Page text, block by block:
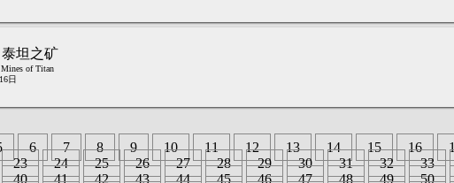
坦之矿
of Titan
日
6 7 8 9 10 11 12 13 14 15 16
23 24 25 26 27 28 29 30 31 32 33
40 41 42 43 44 45 46 47 48 49 50